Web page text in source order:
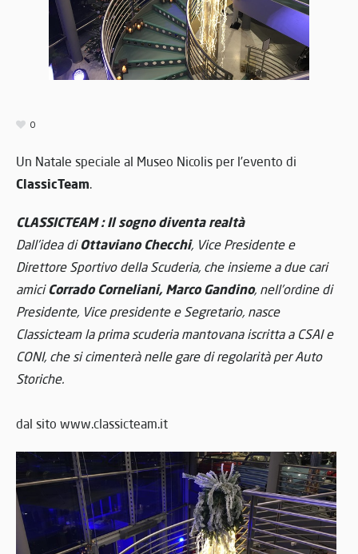
0
Un Natale speciale al Museo Nicolis per l’evento di
ClassicTeam.
CLASSICTEAM : Il sogno diventa realtà
Dall’idea diOttaviano Checchi, Vice Presidente e
Direttore Sportivo della Scuderia, che insieme a due cari
amiciCorrado Corneliani, Marco Gandino, nell’ordine di
Presidente, Vice presidente e Segretario, nasce
Classicteam la prima scuderia mantovana iscritta a CSAI e
CONI, che si cimenterà nelle gare di regolarità per Auto
Storiche.
dal sito www.classicteam.it